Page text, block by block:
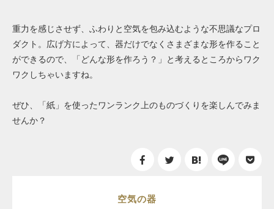
重力を感じさせず、ふわりと空気を包み込むような不思議なプロ
ダクト。広げ方によって、器だけでなくさまざまな形を作ること
ができるので、「どんな形を作ろう？」と考えるところからワク
ワクしちゃいますね。
ぜひ、「紙」を使ったワンランク上のものづくりを楽しんでみま
せんか？
空気の器